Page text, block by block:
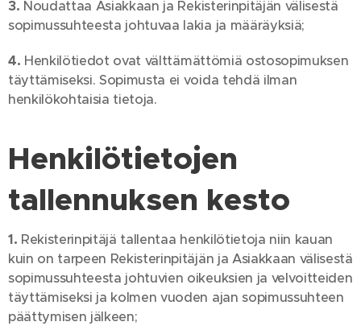
3. Noudattaa Asiakkaan ja Rekisterinpitäjän välisestä
sopimussuhteesta johtuvaa lakia ja määräyksiä;
4. Henkilötiedot ovat välttämättömiä ostosopimuksen
täyttämiseksi. Sopimusta ei voida tehdä ilman
henkilökohtaisia tietoja.
Henkilötietojen
tallennuksen kesto
1. Rekisterinpitäjä tallentaa henkilötietoja niin kauan
kuin on tarpeen Rekisterinpitäjän ja Asiakkaan välisestä
sopimussuhteesta johtuvien oikeuksien ja velvoitteiden
täyttämiseksi ja kolmen vuoden ajan sopimussuhteen
päättymisen jälkeen;